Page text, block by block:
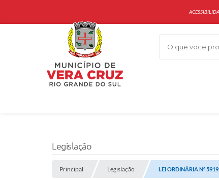
O que voce
Legislação
Principal Legislação LEI ORDINÁRIA Nº